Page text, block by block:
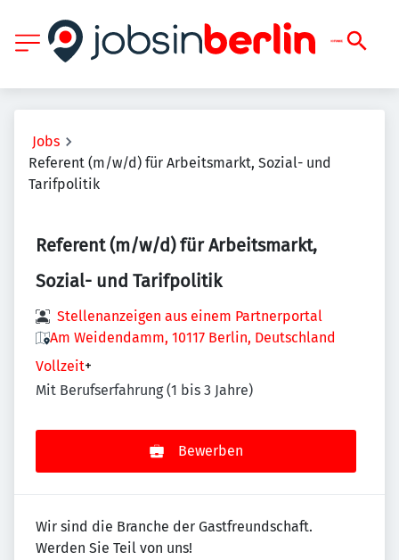
Jobs
Referent (m/w/d) für Arbeitsmarkt, Sozial- und
Tarifpolitik
Referent (m/w/d) für Arbeitsmarkt,
Sozial- und Tarifpolitik
Stellenanzeigen aus einem Partnerportal
Am Weidendamm, 10117 Berlin, Deutschland
Vollzeit+
Mit Berufserfahrung (1 bis 3 Jahre)
Bewerben
Wir sind die Branche der Gastfreundschaft.
Werden Sie Teil von uns!